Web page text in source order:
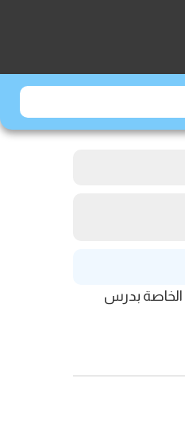
الخاصة بدرس